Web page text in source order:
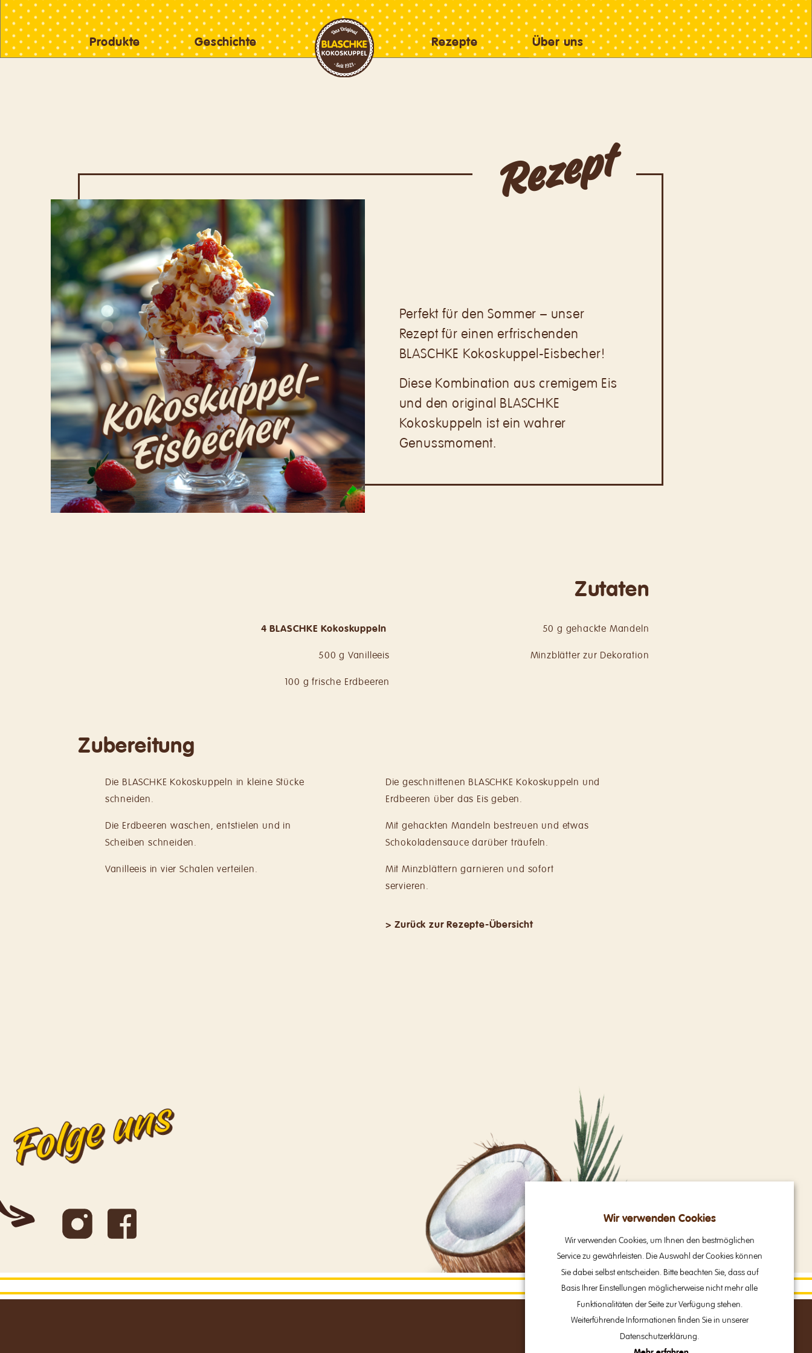
Produkte Geschichte Rezepte Über uns
Rezept
Perfekt für den Sommer – unser
Rezept für einen erfrischenden
BLASCHKE Kokoskuppel-Eisbecher!
Diese Kombination aus cremigem Eis
und den original BLASCHKE
Kokoskuppeln ist ein wahrer
Genussmoment.
Zutaten
4 BLASCHKE Kokoskuppeln
500 g Vanilleeis
100 g frische Erdbeeren
50 g gehackte Mandeln
Minzblätter zur Dekoration
Zubereitung
Die BLASCHKE Kokoskuppeln in kleine Stücke
schneiden.
Die Erdbeeren waschen, entstielen und in
Scheiben schneiden.
Vanilleeis in vier Schalen verteilen.
Die geschnittenen BLASCHKE Kokoskuppeln und
Erdbeeren über das Eis geben.
Mit gehackten Mandeln bestreuen und etwas
Schokoladensauce darüber träufeln.
Mit Minzblättern garnieren und sofort
servieren.
> Zurück zur Rezepte-Übersicht
Wir verwenden Cookies
Wir verwenden Cookies, um Ihnen den bestmöglichen
Service zu gewährleisten. Die Auswahl der Cookies können
Sie dabei selbst entscheiden. Bitte beachten Sie, dass auf
Basis Ihrer Einstellungen möglicherweise nicht mehr alle
Funktionalitäten der Seite zur Verfügung stehen.
Weiterführende Informationen finden Sie in unserer
Datenschutzerklärung.